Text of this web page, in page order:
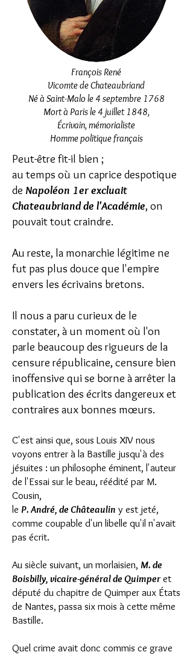
Peut-être fit-il bien ;
au temps où un caprice despotique
de Napoléon 1er excluait
Chateaubriand de l'Académie, on
pouvait tout craindre.
Au reste, la monarchie légitime ne
fut pas plus douce que l'empire
envers les écrivains bretons.
Il nous a paru curieux de le
constater, à un moment où l'on
parle beaucoup des rigueurs de la
censure républicaine, censure bien
inoffensive qui se borne à arrêter la
publication des écrits dangereux et
contraires aux bonnes mœurs.
François René
Vicomte de Chateaubriand
Né à Saint-Malo le 4 septembre 1768
Mort à Paris le 4 juillet 1848,
Écrivain, mémorialiste
Homme politique français
C'est ainsi que, sous Louis XIV nous
voyons entrer à la Bastille jusqu'à des
jésuites : un philosophe éminent, l'auteur
de l'Essai sur le beau, réédité par M.
Cousin,
le P. André, de Châteaulin y est jeté,
comme coupable d'un libelle qu'il n'avait
pas écrit.
Au siècle suivant, un morlaisien, M. de
Boisbilly, vicaire-général de Quimperet
député du chapitre de Quimper aux États
de Nantes, passa six mois à cette même
Bastille.
Quel crime avait donc commis ce grave